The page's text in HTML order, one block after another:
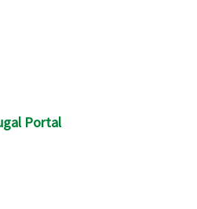
Portal